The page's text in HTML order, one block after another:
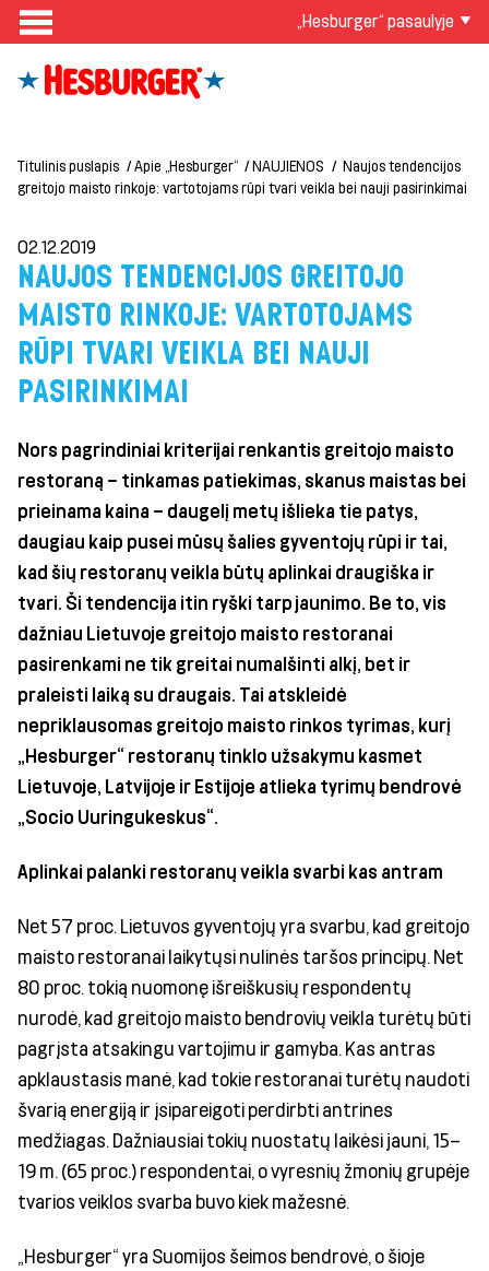
„Hesburger“ pasaulyje
Titulinis puslapis Apie „Hesburger“ NAUJIENOS
Naujos tendencijos
greitojo maisto rinkoje: vartotojams rūpi tvari veikla bei nauji pasirinkimai
02.12.2019
NAUJOS TENDENCIJOS GREITOJO
MAISTO RINKOJE: VARTOTOJAMS
RŪPI TVARI VEIKLA BEI NAUJI
PASIRINKIMAI
Nors pagrindiniai kriterijai renkantis greitojo maisto
restoraną – tinkamas patiekimas, skanus maistas bei
prieinama kaina – daugelį metų išlieka tie patys,
daugiau kaip pusei mūsų šalies gyventojų rūpi ir tai,
kad šių restoranų veikla būtų aplinkai draugiška ir
tvari. Ši tendencija itin ryški tarp jaunimo. Be to, vis
dažniau Lietuvoje greitojo maisto restoranai
pasirenkami ne tik greitai numalšinti alkį, bet ir
praleisti laiką su draugais. Tai atskleidė
nepriklausomas greitojo maisto rinkos tyrimas, kurį
„Hesburger“ restoranų tinklo užsakymu kasmet
Lietuvoje, Latvijoje ir Estijoje atlieka tyrimų bendrovė
„Socio Uuringukeskus“.
Aplinkai palanki restoranų veikla svarbi kas antram
Net 57 proc. Lietuvos gyventojų yra svarbu, kad greitojo
maisto restoranai laikytųsi nulinės taršos principų. Net
80 proc. tokią nuomonę išreiškusių respondentų
nurodė, kad greitojo maisto bendrovių veikla turėtų būti
pagrįsta atsakingu vartojimu ir gamyba. Kas antras
apklaustasis manė, kad tokie restoranai turėtų naudoti
švarią energiją ir įsipareigoti perdirbti antrines
medžiagas. Dažniausiai tokių nuostatų laikėsi jauni, 15–
19 m. (65 proc.) respondentai, o vyresnių žmonių grupėje
tvarios veiklos svarba buvo kiek mažesnė.
„Hesburger“ yra Suomijos šeimos bendrovė, o šioje